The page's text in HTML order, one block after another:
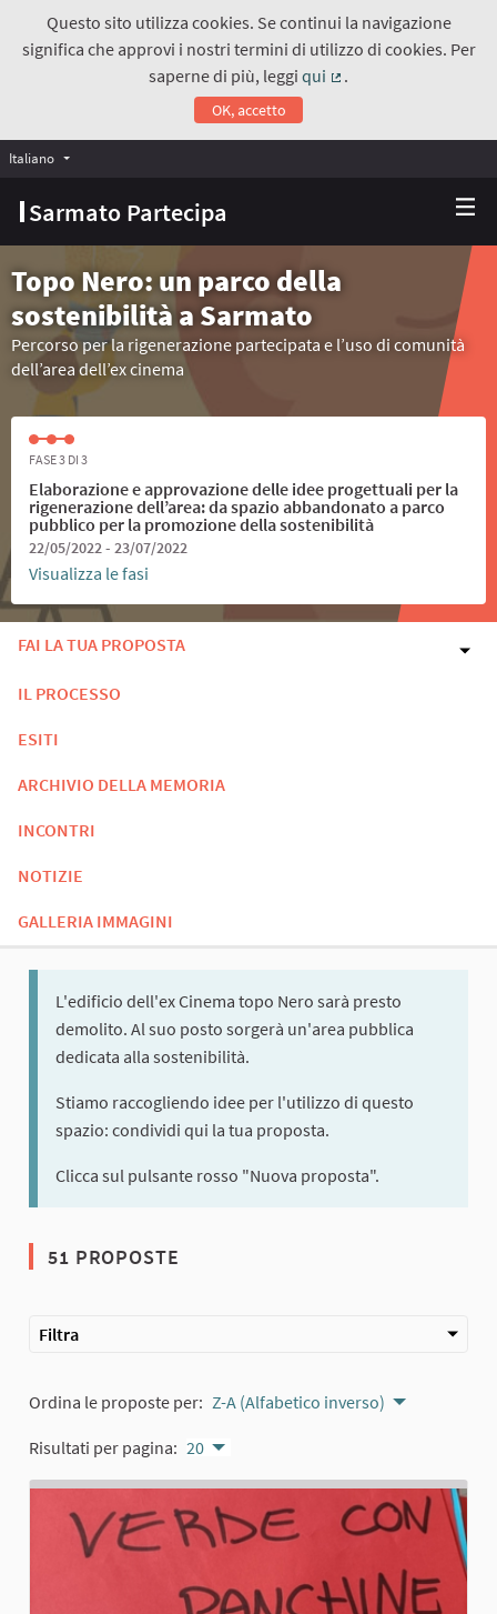
Questo sito utilizza cookies. Se continui la navigazione
significa che approvi i nostri termini di utilizzo di cookies. Per
saperne di più, leggiqui
.
OK, accetto
Sarmato Partecipa
Italiano Choose language
Topo Nero: un parco della
sostenibilità a Sarmato
Percorso per la rigenerazione partecipata e l’uso di comunità
dell’area dell’ex cinema
FASE 3 DI 3
Elaborazione e approvazione delle idee progettuali per la
rigenerazione dell’area: da spazio abbandonato a parco
pubblico per la promozione della sostenibilità
22/05/2022 - 23/07/2022
Visualizza le fasi
FAI LA TUA PROPOSTA
IL PROCESSO
ESITI
ARCHIVIO DELLA MEMORIA
INCONTRI
NOTIZIE
GALLERIA IMMAGINI
L'edificio dell'ex Cinema topo Nero sarà presto
demolito. Al suo posto sorgerà un'area pubblica
dedicata alla sostenibilità.
Stiamo raccogliendo idee per l'utilizzo di questo
spazio: condividi qui la tua proposta.
Clicca sul pulsante rosso "Nuova proposta".
51 PROPOSTE
Filtra
Ordina le proposte per: Z-A (Alfabetico inverso)
Risultati per pagina: 20